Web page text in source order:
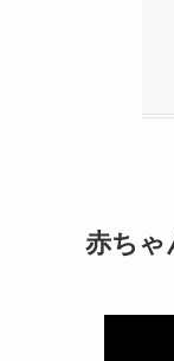
赤ちゃ